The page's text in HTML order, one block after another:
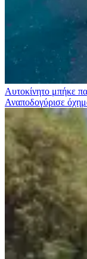
Αυτοκίνητο μπήκε
Αναποδογύρισε